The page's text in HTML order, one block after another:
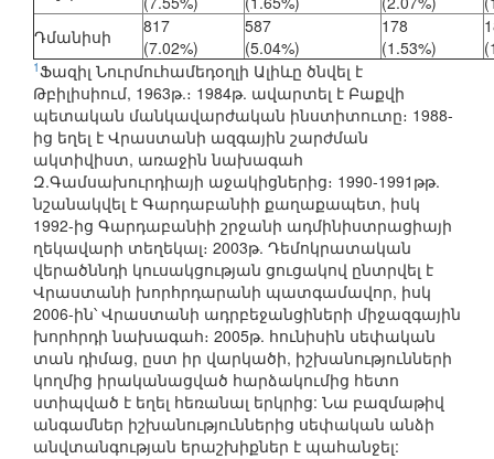
Դմանիսի
817
(7.02%)
587
(5.04%)
178
(1.53%)
1Ֆազիլ Նուրմուհամեդօղլի Ալիևը ծնվել է
Թբիլիսիում, 1963թ.։ 1984թ. ավարտել է Բաքվի
պետական մանկավարժական ինստիտուտը։ 1988-
ից եղել է Վրաստանի ազգային շարժման
ակտիվիստ, առաջին նախագահ
Զ.Գամսախուրդիայի աջակիցներից։ 1990-1991թթ.
նշանակվել է Գարդաբանիի քաղաքապետ, իսկ
1992-ից Գարդաբանիի շրջանի ադմինիստրացիայի
ղեկավարի տեղեկալ։ 2003թ. Դեմոկրատական
վերածննդի կուսակցության ցուցակով ընտրվել է
Վրաստանի խորհրդարանի պատգամավոր, իսկ
2006-ին՝ Վրաստանի ադրբեջանցիների միջազգային
խորհրդի նախագահ։ 2005թ. հունիսին սեփական
տան դիմաց, ըստ իր վարկածի, իշխանությունների
կողմից իրականացված հարձակումից հետո
ստիպված է եղել հեռանալ երկրից: Նա բազմաթիվ
անգամներ իշխանություններից սեփական անձի
անվտանգության երաշխիքներ է պահանջել: